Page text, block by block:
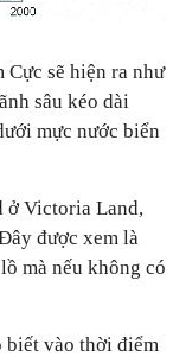
sẽ hiện ra như
sâu kéo dài
mực nước biển
ở Victoria Land,
được xem là
mà nếu không có
biết vào thời điểm